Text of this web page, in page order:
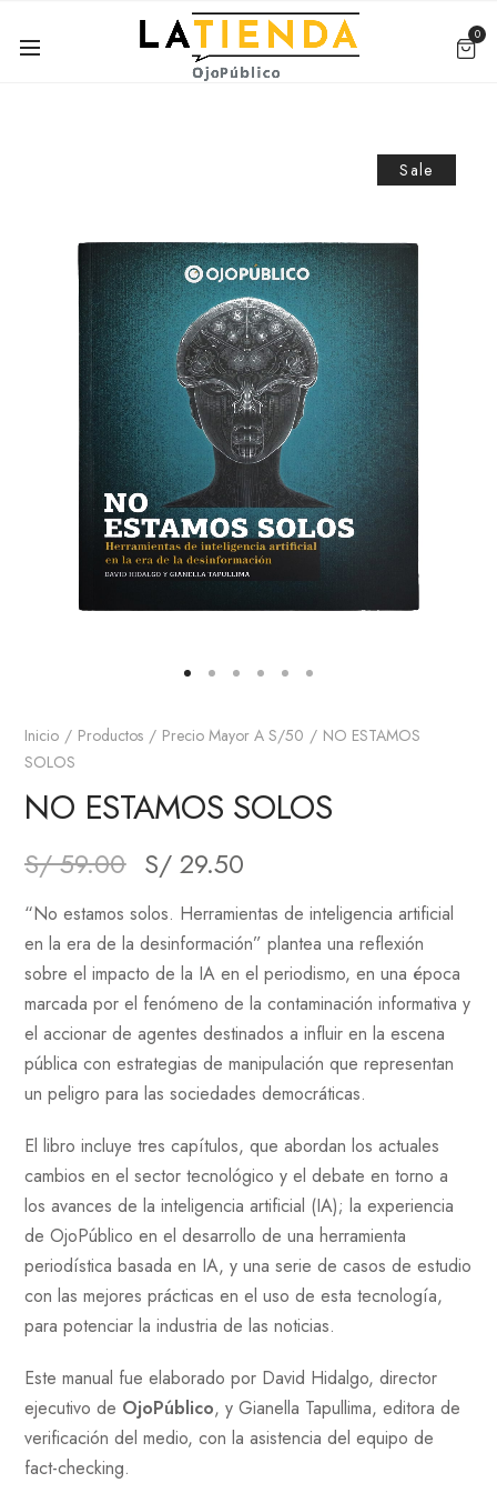
0
Sale
Inicio Productos Precio Mayor A S/50
NO ESTAMOS
SOLOS
NO ESTAMOS SOLOS
S/59.00 S/ 29.50
“No estamos solos. Herramientas de inteligencia artificial
en la era de la desinformación” plantea una reflexión
sobre el impacto de la IA en el periodismo, en una época
marcada por el fenómeno de la contaminación informativa y
el accionar de agentes destinados a influir en la escena
pública con estrategias de manipulación que representan
un peligro para las sociedades democráticas.
El libro incluye tres capítulos, que abordan los actuales
cambios en el sector tecnológico y el debate en torno a
los avances de la inteligencia artificial (IA); la experiencia
de OjoPúblico en el desarrollo de una herramienta
periodística basada en IA, y una serie de casos de estudio
con las mejores prácticas en el uso de esta tecnología,
para potenciar la industria de las noticias.
Este manual fue elaborado por David Hidalgo, director
ejecutivo de OjoPúblico, y Gianella Tapullima, editora de
verificación del medio, con la asistencia del equipo de
fact-checking.